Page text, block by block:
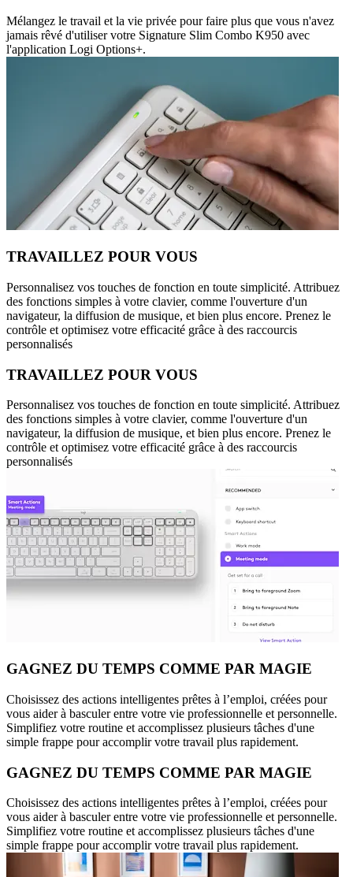
Mélangez le travail et la vie privée pour faire plus que vous n'avez
jamais rêvé d'utiliser votre Signature Slim Combo K950 avec
l'application Logi Options+.
TRAVAILLEZ POUR VOUS
Personnalisez vos touches de fonction en toute simplicité. Attribuez
des fonctions simples à votre clavier, comme l'ouverture d'un
navigateur, la diffusion de musique, et bien plus encore. Prenez le
contrôle et optimisez votre efficacité grâce à des raccourcis
personnalisés
TRAVAILLEZ POUR VOUS
Personnalisez vos touches de fonction en toute simplicité. Attribuez
des fonctions simples à votre clavier, comme l'ouverture d'un
navigateur, la diffusion de musique, et bien plus encore. Prenez le
contrôle et optimisez votre efficacité grâce à des raccourcis
personnalisés
GAGNEZ DU TEMPS COMME PAR MAGIE
Choisissez des actions intelligentes prêtes à l’emploi, créées pour
vous aider à basculer entre votre vie professionnelle et personnelle.
Simplifiez votre routine et accomplissez plusieurs tâches d'une
simple frappe pour accomplir votre travail plus rapidement.
GAGNEZ DU TEMPS COMME PAR MAGIE
Choisissez des actions intelligentes prêtes à l’emploi, créées pour
vous aider à basculer entre votre vie professionnelle et personnelle.
Simplifiez votre routine et accomplissez plusieurs tâches d'une
simple frappe pour accomplir votre travail plus rapidement.